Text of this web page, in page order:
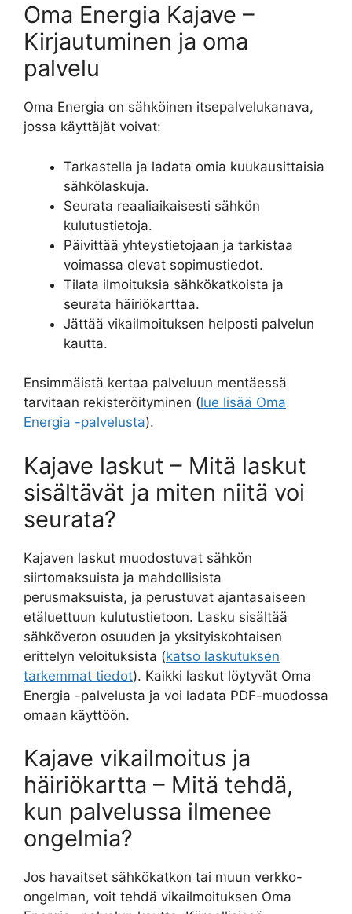
Oma Energia Kajave –
Kirjautuminen ja oma
palvelu
Oma Energia on sähköinen itsepalvelukanava,
jossa käyttäjät voivat:
Tarkastella ja ladata omia kuukausittaisia
sähkölaskuja.
Seurata reaaliaikaisesti sähkön
kulutustietoja.
Päivittää yhteystietojaan ja tarkistaa
voimassa olevat sopimustiedot.
Tilata ilmoituksia sähkökatkoista ja
seurata häiriökarttaa.
Jättää vikailmoituksen helposti palvelun
kautta.
Ensimmäistä kertaa palveluun mentäessä
tarvitaan rekisteröityminen (lue lisää Oma
Energia -palvelusta).
Kajave laskut – Mitä laskut
sisältävät ja miten niitä voi
seurata?
Kajaven laskut muodostuvat sähkön
siirtomaksuista ja mahdollisista
perusmaksuista, ja perustuvat ajantasaiseen
etäluettuun kulutustietoon. Lasku sisältää
sähköveron osuuden ja yksityiskohtaisen
erittelyn veloituksista (katso laskutuksen
tarkemmat tiedot). Kaikki laskut löytyvät Oma
Energia -palvelusta ja voi ladata PDF-muodossa
omaan käyttöön.
Kajave vikailmoitus ja
häiriökartta – Mitä tehdä,
kun palvelussa ilmenee
ongelmia?
Jos havaitset sähkökatkon tai muun verkko-
ongelman, voit tehdä vikailmoituksen Oma